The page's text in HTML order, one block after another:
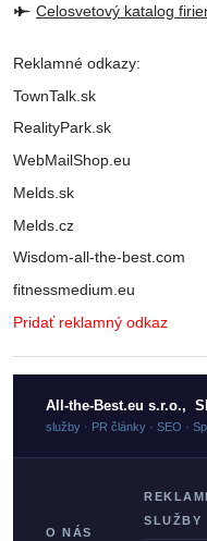
Celosvetový katalog
Reklamné odkazy:
TownTalk.sk
RealityPark.sk
WebMailShop.eu
Melds.sk
Melds.cz
Wisdom-all-the-best.com
fitnessmedium.eu
Pridať reklamný odkaz
All-the-Best.eu s.r.o.,
služby · PR články · SEO ·
O NÁS
SLUŽBY